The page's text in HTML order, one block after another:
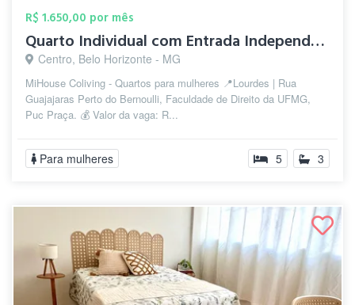
R$ 1.650,00 por mês
Quarto Individual com Entrada Independen...
Centro, Belo Horizonte - MG
MiHouse Coliving - Quartos para mulheres 📍Lourdes | Rua
Guajajaras Perto do Bernoulli, Faculdade de Direito da UFMG,
Puc Praça. 💰 Valor da vaga: R...
Para mulheres 5 3